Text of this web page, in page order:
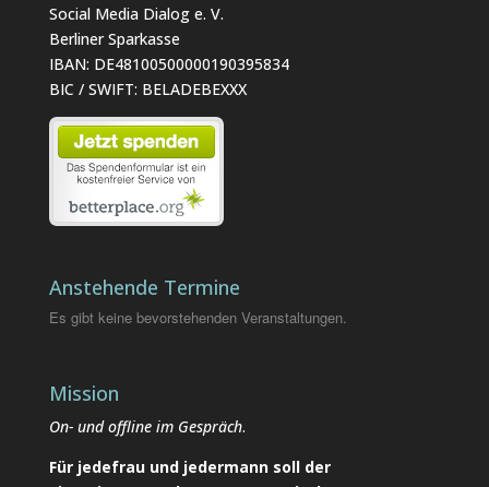
Social Media Dialog e. V.
Berliner Sparkasse
IBAN: DE48100500000190395834
BIC / SWIFT: BELADEBEXXX
Anstehende Termine
Es gibt keine bevorstehenden Veranstaltungen.
Mission
On- und offline im Gespräch.
Für jedefrau und jedermann soll der